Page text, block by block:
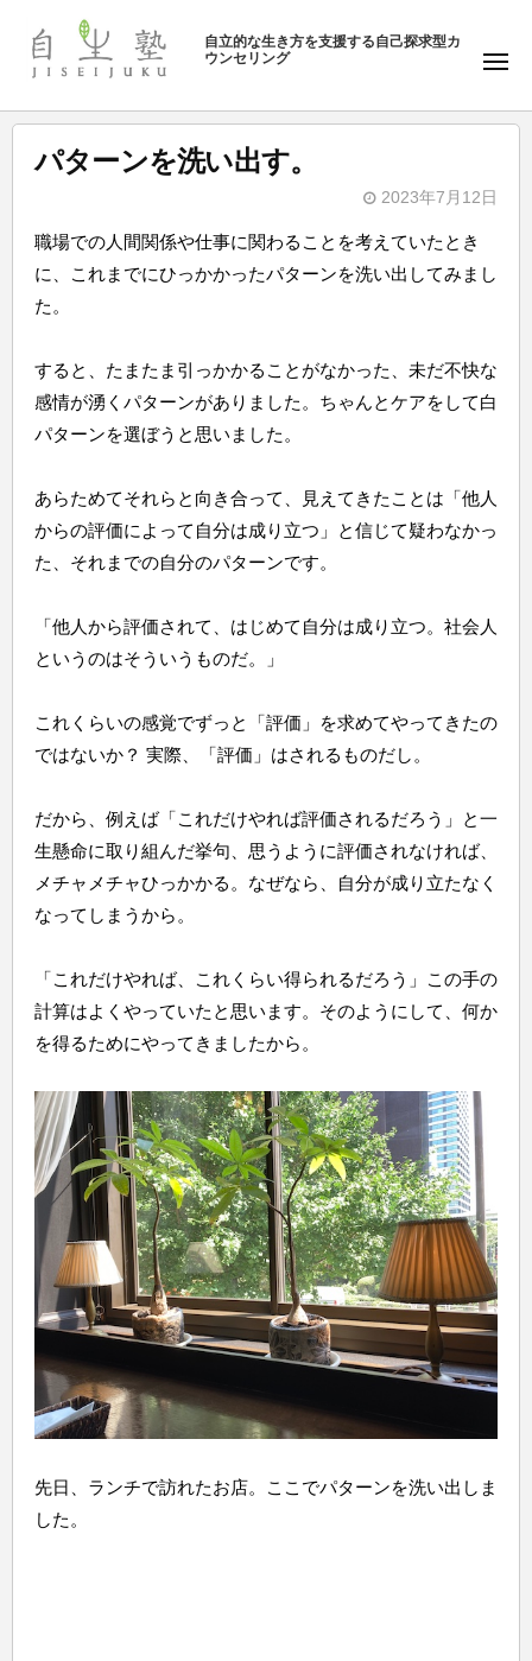
ン
自
塾
自立的な生き方を支援する自己探求型カ
ウンセリング
メ
ュ
ー
パターンを洗い出す。
2023年7月12日
y
自
生
職場での人間関係や仕事に関わることを考えていたとき
に、これまでにひっかかったパターンを洗い出してみまし
た。
すると、たまたま引っかかることがなかった、未だ不快な
感情が湧くパターンがありました。ちゃんとケアをして白
パターンを選ぼうと思いました。
あらためてそれらと向き合って、見えてきたことは「他人
からの評価によって自分は成り立つ」と信じて疑わなかっ
た、それまでの自分のパターンです。
「他人から評価されて、はじめて自分は成り立つ。社会人
というのはそういうものだ。」
これくらいの感覚でずっと「評価」を求めてやってきたの
ではないか？ 実際、「評価」はされるものだし。
だから、例えば「これだけやれば評価されるだろう」と一
生懸命に取り組んだ挙句、思うように評価されなければ、
メチャメチャひっかかる。なぜなら、自分が成り立たなく
なってしまうから。
「これだけやれば、これくらい得られるだろう」この手の
計算はよくやっていたと思います。そのようにして、何か
を得るためにやってきましたから。
先日、ランチで訪れたお店。ここでパターンを洗い出しま
した。